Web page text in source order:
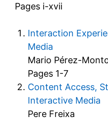
Pages i-xvii
Interaction
Media
Mario Pérez-
Pages 1-7
Content Access,
Interactive Media
Pere Freixa